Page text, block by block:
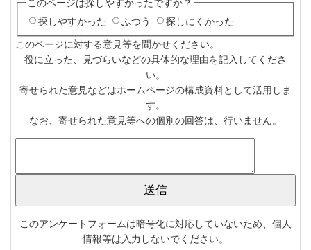
このページは探しやすかったですか？
探しやすかった
ふつう 探しにくかった
このページに対する意見等を聞かせください。
役に立った、見づらいなどの具体的な理由を記入してくださ
い。
寄せられた意見などはホームページの構成資料として活用しま
す。
なお、寄せられた意見等への個別の回答は、行いません。
このアンケートフォームは暗号化に対応していないため、個人
情報等は入力しないでください。